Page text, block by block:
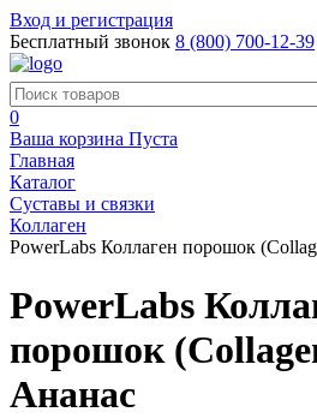
Вход и регистрация
Бесплатный звонок 8 (800) 700-12-39
0
Ваша корзина Пуста
Главная
Каталог
Суставы и связки
Коллаген
PowerLabs Коллаген порошок
PowerLabs
порошок
Ананас